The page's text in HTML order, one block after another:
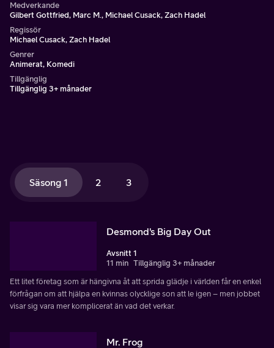
Medverkande
Gilbert Gottfried, Marc M., Michael Cusack, Zach Hadel
Regissör
Michael Cusack, Zach Hadel
Genrer
Animerat, Komedi
Tillgänglig
Tillgänglig 3+ månader
Säsong 1 2 3
Desmond's Big Day Out
Avsnitt 1
11 min Tillgänglig 3+ månader
Ett litet företag som är hängivna åt att sprida glädje i världen får en enkel
förfrågan om att hjälpa en kvinnas olycklige son att le igen – men jobbet
visar sig vara mer komplicerat än vad det verkar.
Mr. Frog